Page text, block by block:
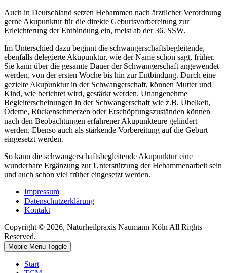
Auch in Deutschland setzen Hebammen nach ärztlicher Verordnung
gerne Akupunktur für die direkte Geburtsvorbereitung zur
Erleichterung der Entbindung ein, meist ab der 36. SSW.
Im Unterschied dazu beginnt die schwangerschaftsbegleitende,
ebenfalls delegierte Akupunktur, wie der Name schon sagt, früher.
Sie kann über die gesamte Dauer der Schwangerschaft angewendet
werden, von der ersten Woche bis hin zur Entbindung. Durch eine
gezielte Akupunktur in der Schwangerschaft, können Mutter und
Kind, wie berichtet wird, gestärkt werden. Unangenehme
Begleiterscheinungen in der Schwangerschaft wie z.B. Übelkeit,
Ödeme, Rückenschmerzen oder Erschöpfungszuständen können
nach den Beobachtungen erfahrener Akupunkteure gelindert
werden. Ebenso auch als stärkende Vorbereitung auf die Geburt
eingesetzt werden.
So kann die schwangerschaftsbegleitende Akupunktur eine
wunderbare Ergänzung zur Unterstützung der Hebammenarbeit sein
und auch schon viel früher eingesetzt werden.
Impressum
Datenschutzerklärung
Kontakt
Copyright © 2026, Naturheilpraxis Naumann Köln All Rights
Reserved.
Mobile Menu Toggle
Start